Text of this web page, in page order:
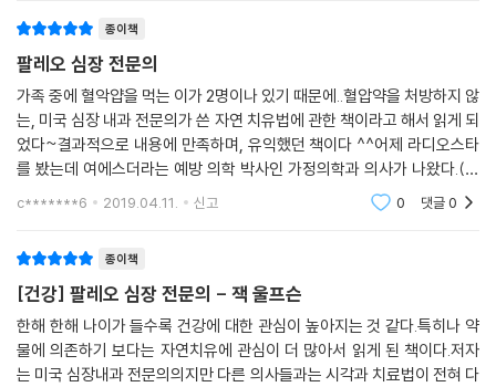
초 사육 육류, 설탕, 질산염, 포화지방, 스타틴 약물 등 이 책에서 언급하는
모든 것은 돈과 연결되어 있다. 이 책을 강력히 추천한다!
- 조니 보든 (PhD 박사, 임상영양학, (≪콜레스테롤 수치에 속지 마라≫의 저자)
이 뛰어난 통합 심혈관 치료에 관한 책은 심혈관질환의 진단, 예방 및 치료
에 관한 우리의 시각을 바꿀 것이다. 심장질환을 줄일 수 있는 모든 방법을
에게도 강력히 추천한다.
- 마크 C. 휴스턴 (의사, 의학박사, 반더빌트 의과대학 임상 부교수, “의사가 당신에
게 말할 수 없는 고혈압의 모든 것과 의사가 당신에게 말할 수 없는 심장병의 모든
것”의 저자)
종이책
팔레오 심장 전문의
가족 중에 혈악얍을 먹는 이가 2명이나 있기 때문에..혈압약을 처방하지 않
는, 미국 심장 내과 전문의가 쓴 자연 치유법에 관한 책이라고 해서 읽게 되
었다~결과적으로 내용에 만족하며, 유익했던 책이다 ^^어제 라디오스타
를 봤는데 여에스더라는 예방 의학 박사인 가정의학과 의사가 나왔다.(홈
쇼핑에서 유산균, 영양제 등을 팔고, 예능에도 나오는 방송인이기도 하다)
c*******6 2019.04.11. 신고 0 댓글0
종이책
[건강] 팔레오 심장 전문의 - 잭 울프슨
한해 한해 나이가 들수록 건강에 대한 관심이 높아지는 것 같다.특히나 약
물에 의존하기 보다는 자연치유에 관심이 더 많아서 읽게 된 책이다.저자
는 미국 심장내과 전문의의지만 다른 의사들과는 시각과 치료법이 전혀 다